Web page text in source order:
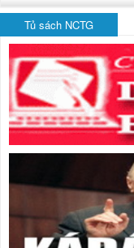
Tủ sách NCTG